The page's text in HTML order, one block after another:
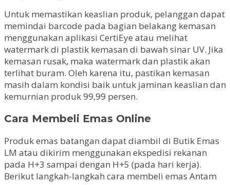
Untuk memastikan keaslian produk, pelanggan dapat
memindai barcode pada bagian belakang kemasan
menggunakan aplikasi CertiEye atau melihat
watermark di plastik kemasan di bawah sinar UV. Jika
kemasan rusak, maka watermark dan plastik akan
terlihat buram. Oleh karena itu, pastikan kemasan
masih dalam kondisi baik untuk jaminan keaslian dan
kemurnian produk 99,99 persen.
Cara Membeli Emas Online
Produk emas batangan dapat diambil di Butik Emas
LM atau dikirim menggunakan ekspedisi rekanan
pada H+3 sampai dengan H+5 (pada hari kerja).
Berikut langkah-langkah cara membeli emas Antam